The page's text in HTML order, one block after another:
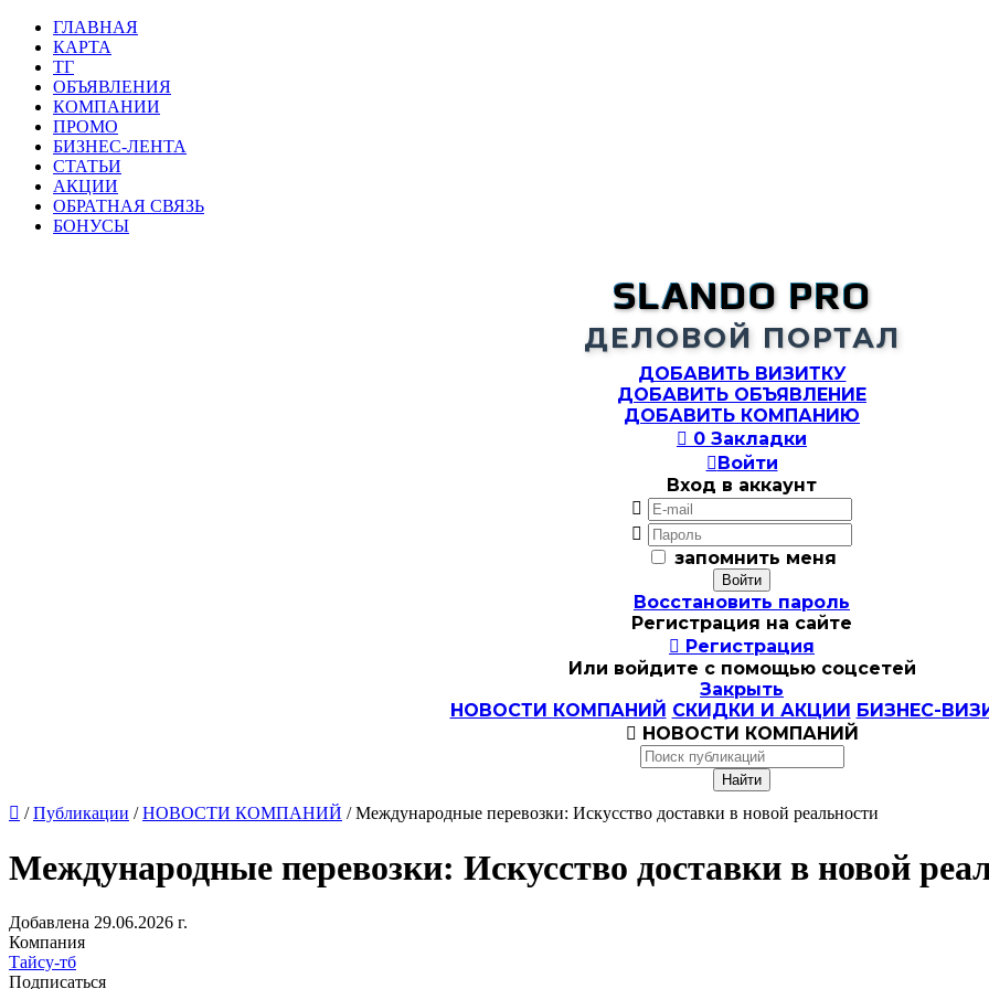
ГЛАВНАЯ
КАРТА
ТГ
ОБЪЯВЛЕНИЯ
КОМПАНИИ
ПРОМО
БИЗНЕС-ЛЕНТА
СТАТЬИ
АКЦИИ
ОБРАТНАЯ СВЯЗЬ
БОНУСЫ
SLANDO PRO
ДЕЛОВОЙ ПОРТАЛ
ДОБАВИТЬ ВИЗИТКУ
ДОБАВИТЬ ОБЪЯВЛЕНИЕ
ДОБАВИТЬ КОМПАНИЮ
 0 Закладки
Войти
Вход в аккаунт


запомнить меня
Восстановить пароль
Регистрация на сайте
 Регистрация
Или войдите с помощью соцсетей
Закрыть
НОВОСТИ КОМПАНИЙ СКИДКИ И АКЦИИ БИЗНЕС-
 НОВОСТИ КОМПАНИЙ
 /Публикации /НОВОСТИ КОМПАНИЙ / Международные перевозки: Искусство доставки в новой реальности
Международные перевозки: Искусство доставки в новой
Добавлена 29.06.2026 г.
Компания
Тайсу-тб
Подписаться